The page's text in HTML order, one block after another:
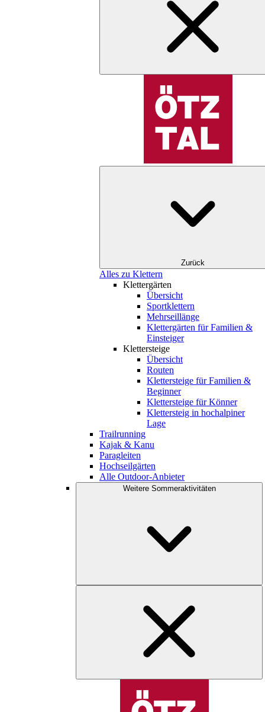
Zurück
Alles zu Klettern
Klettergärten
Übersicht
Sportklettern
Mehrseillänge
Klettergärten für Familien &
Einsteiger
Klettersteige
Übersicht
Routen
Klettersteige für Familien &
Beginner
Klettersteige für Könner
Klettersteig in hochalpiner
Lage
Trailrunning
Kajak & Kanu
Paragleiten
Hochseilgärten
Alle Outdoor-Anbieter
Weitere Sommeraktivitäten